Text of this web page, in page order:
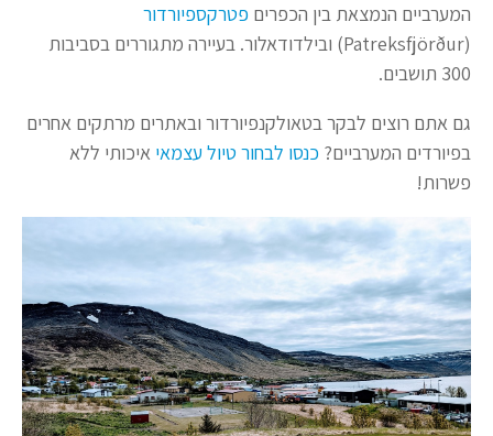
המערביים הנמצאת בין הכפרים פטרקספיורדור
(Patreksfjörður) ובילדודאלור. בעיירה מתגוררים בסביבות
300 תושבים.
גם אתם רוצים לבקר בטאולקנפיורדור ובאתרים מרתקים אחרים
בפיורדים המערביים? כנסו לבחור טיול עצמאי איכותי ללא
פשרות!